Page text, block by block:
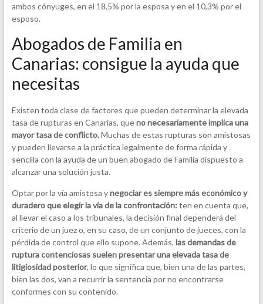
ambos cónyuges, en el 18,5% por la esposa y en el 10,3% por el
esposo.
Abogados de Familia en
Canarias: consigue la ayuda que
necesitas
Existen toda clase de factores que pueden determinar la elevada
tasa de rupturas en Canarias, queno necesariamente implica una
mayor tasa de conflicto.Muchas de estas rupturas son amistosas
y pueden llevarse a la práctica legalmente de forma rápida y
sencilla con la ayuda de un buen abogado de Familia dispuesto a
alcanzar una solución justa.
Optar por la vía amistosa ynegociar es siempre más económico y
duradero que elegir la vía de la confrontación: ten en cuenta que,
al llevar el caso a los tribunales, la decisión final dependerá del
criterio de un juez o, en su caso, de un conjunto de jueces, con la
pérdida de control que ello supone. Además, las demandas de
ruptura contenciosas suelen presentar una elevada tasa de
litigiosidad posterior, lo que significa que, bien una de las partes,
bien las dos, van a recurrir la sentencia por no encontrarse
conformes con su contenido.